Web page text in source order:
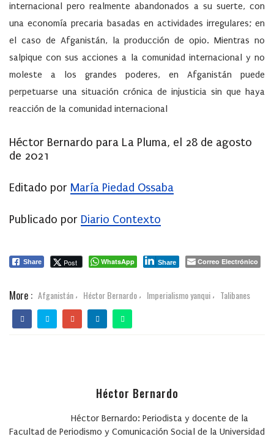
internacional pero realmente abandonados a su suerte, con
una economía precaria basadas en actividades irregulares; en
el caso de Afganistán, la producción de opio. Mientras no
salpique con sus acciones a la comunidad internacional y no
moleste a los grandes poderes, en Afganistán puede
perpetuarse una situación crónica de injusticia sin que haya
reacción de la comunidad internacional
Héctor Bernardo para La Pluma, el 28 de agosto
de 2021
Editado por María Piedad Ossaba
Publicado por Diario Contexto
Share Post WhatsApp Share Correo Electrónico
More : Afganistán , Héctor Bernardo , Imperialismo yanqui , Talibanes
Héctor Bernardo
Héctor Bernardo: Periodista y docente de la
Facultad de Periodismo y Comunicación Social de la Universidad